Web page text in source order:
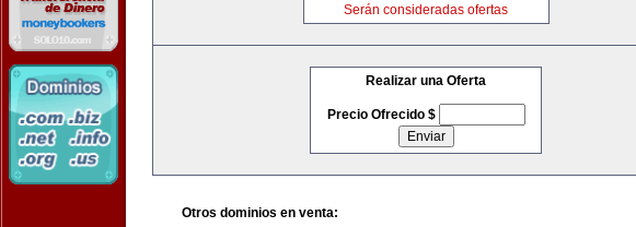
Serán consideradas ofertas
Realizar una Oferta
Precio Ofrecido $
Otros dominios en venta: